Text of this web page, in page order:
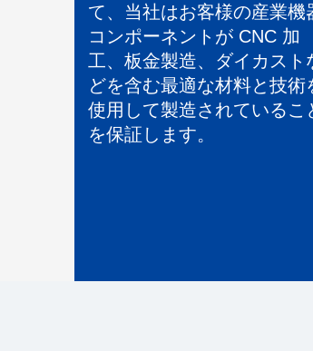
て、当社はお客様の産業機
コンポーネントが CNC 加
工、板金製造、ダイカスト
どを含む最適な材料と技術
使用して製造されているこ
を保証します。